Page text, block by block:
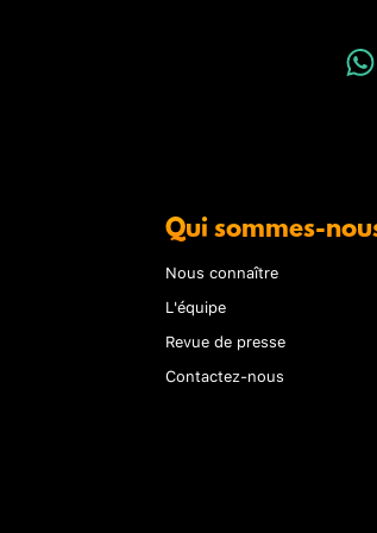
Qui sommes-
Nous connaître
L'équipe
Revue de presse
Contactez-nous